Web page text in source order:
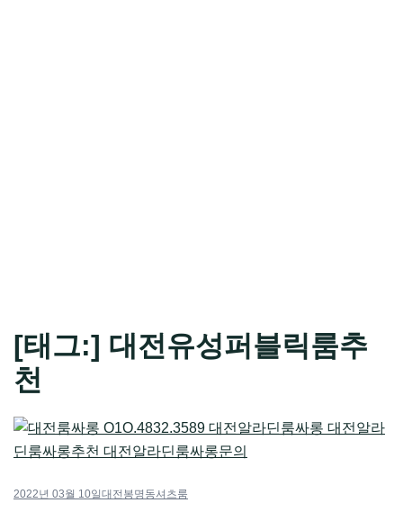
[태그:] 대전유성퍼블릭룸추
천
2022년 03월 10일대전봉명동셔츠룸